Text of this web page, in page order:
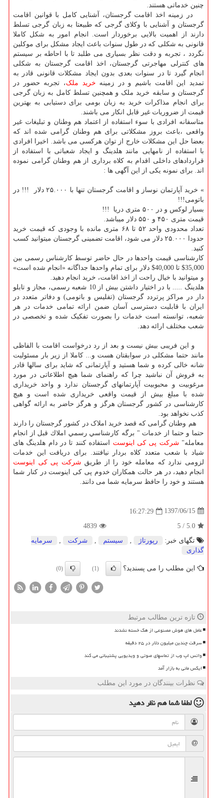
چنین خدماتی هستند.
در زمینه اخذ اقامت گرجستان، آشنایی کامل با قوانین اقامت
گرجستان و آشنایی با وکلای گرجی که طبیعتا به زبان گرجی تسلط
دارند از اهمیت بالایی برخوردار است. انجام امور به شکل کاملا
قانونی به شکلی که در طول سنوات باعث ایجاد مشکل برای موکلین
نگردد ، تجربه و دقت نظر بسیاری می طلبد تا با احاطه بر سیستم
های کنترلی مهاجرتی گرجستان، اخذ اقامت گرجستان به شکلی
انجام گیرد تا در سنوات بعدی بدون ایجاد مشکلات قانونی قادر به
تمدید این اقامت باشیم و در زمینه خرید ملک، تجربه حضور در
گرجستان و سابقه خرید ملک و همچنین تسلط کامل به زبان گرجی
برای انجام مذاکرات خرید به زبان بومی برای دستیابی به بهترین
قیمت از ضروریات غیر قابل انکار می باشند.
متاسفانه افرادی با سوء استفاده از اعتماد هم وطنان و تبلیغات غیر
واقعی ،باعث بروز مشکلاتی برای هم وطنان گرامی شده اند که
بعضا حل این مشکلات خارج از توان هرکسی می باشد. اخیرا افرادی
با استفاده از نامهایی مانند هلدینگ و ایجاد شعباتی با استفاده از
قراردادهای داخلی اقدام به کلاه برداری از هم وطنان گرامی نموده
اند. برای نمونه یکی از این آگهی ها :
» خرید آپارتمان نوساز و اقامت گرجستان تنها با ۲۵.۰۰۰ دلار !!! در
باتومی!!!
بسیار لوکس و در ۵۰۰ متری دریا !!!
قیمت متری ۴۵۰ و ۵۵۰ دلار میباشد.
تعداد محدودی واحد ۵۲ تا ۶۸ متری مانده با وجودی که قیمت خرید
حدودا ۲۵.۰۰۰ دلار می شود، اقامت تضمینی گرجستان میتوانید کسب
کنید.
کارشناسی قیمت واحدها در حال حاضر توسط کارشناس رسمی بین
35,000$ تا 40,000$ دلار برای تمام واحدها جداگانه «انجام شده است»
و میتوانید با خیال راحت از اخذ اقامت، خرید انجام دهید.
هلدینگ ..... با در اختیار داشتن بیش از 10 شعبه رسمی، مجاز و تابلو
دار در مراکز پرتردد گرجستان (تفلیس و باتومی) و دفاتر متعدد در
ایران با قابلیت دسترسی آسان ضمن ارائه تمامی خدمات در هر
شعبه، توانسته است خدمات را بصورت تفکیک شده و تخصصی در
شعب مختلف ارائه دهد.
و این فریبی بیش نیست و بعد از رد درخواست اقامت با الفاظی
مانند حتما مشکلی در سوابقتان هست و... کاملا از زیر بار مسئولیت
شانه خالی کرده و شما هستید و آپارتمانی که شاید برای سالها قادر
به فروش آن نباشید چرا که راهنمای شما هیچ اطلاعاتی در مورد
مرغوبیت و محبوبیت آپارتمانهای گرجستان ندارد و واحد خریداری
شده با مبلغ بیش از قیمت واقعی خریداری شده است و هیچ
کارشناسی در کشور گرجستان هرگز و هرگز حاضر به ارائه گواهی
کذب نخواهد بود.
هم وطنان گرامی که قصد خرید املاک در کشور گرجستان را دارند
حتما و حتما از خدمات " برگه كارشناسي رسمي املاك قبل از انجام
معامله" شرکت پی کی اینوست استفاده کنند تا در دام هلدینگ های
شیاد با شعب متعدد کلاه بردار نیافتند. برای دریافت این خدمات
لزومی ندارد که معامله خود را از طریق شرکت پی کی اینوست
انجام دهید، در هر حالت همکاران خدوم پی کی اینوست در کنار شما
هستند و خود را حافظ سرمایه شما می دانند.
1397/06/15
16:27:29
5.0
/
5
4839
تگهای خبر:
رپورتاژ , سیستم , شركت ,
سرمایه
گذاری
این مطلب را می پسندید؟ (1)
(0)
تازه ترین مطالب مرتبط
عامل های هوش مصنوعی از هک خسته نشدند
سرقت چندین میلیون دلار در ۲۵ دقیقه
واتس اپ وب از تماسهای صوتی و ویدیویی پشتیبانی می کند
ایکس مانی به بازار آمد
نظرات بینندگان در مورد این مطلب
لطفا شما همنظر دهید